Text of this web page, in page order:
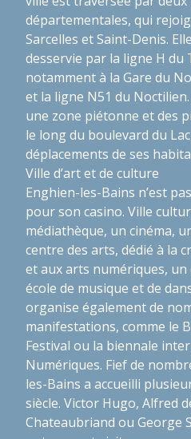
départementales, qui
Sarcelles et Saint-Denis.
desservie par la ligne H du
notamment à la Gare du
et la ligne N51 du
une zone piétonne et des
le long du boulevard du
déplacements de ses
Ville d’art et de culture
Enghien-les-Bains n’est
pour son casino. Ville
médiathèque, un cinéma,
centre des arts, dédié à la
et aux arts numériques,
école de musique et de
organise également de
manifestations, comme le
Festival ou la biennale
Numériques. Fief de
les-Bains a accueilli
siècle. Victor Hugo, Alfred
Chateaubriand ou George